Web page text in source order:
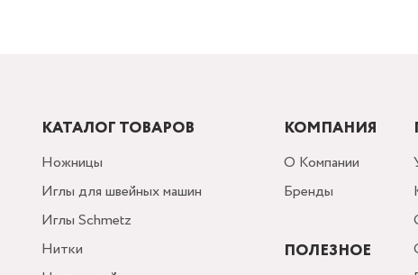
КАТАЛОГ ТОВАРОВ
Ножницы
Иглы для швейных машин
Иглы Schmetz
Нитки
КОМПАНИЯ
О Компании
Бренды
ПОЛЕЗНОЕ